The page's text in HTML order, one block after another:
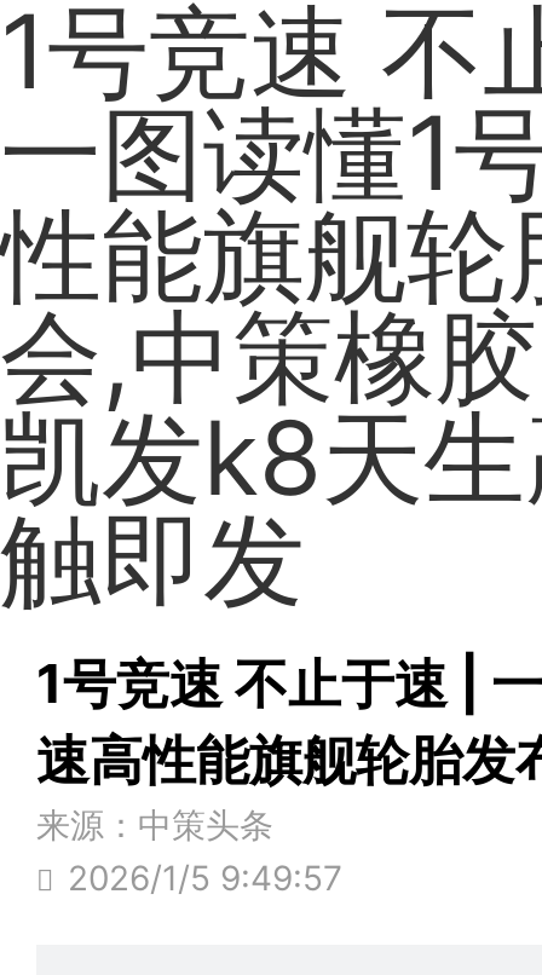
1号竞速 不
一图读懂1
性能旗舰轮
会,中策橡
凯发k8天
触即发
1号竞速 不止于速 |
速高性能旗舰轮胎发
来源：中策头条
2026/1/5 9:49:57